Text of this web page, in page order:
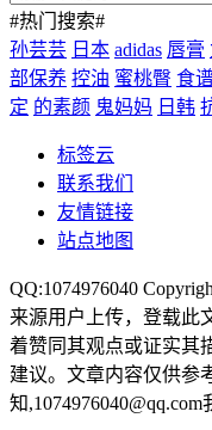
#热门搜索#
孙芸芸 日本 adidas 唇膏
部保养 控油 蜜桃臀 食
定 的素颜 鬼妈妈 日韩
标签云
联系我们
友情链接
站点地图
QQ:1074976040
来源用户上传，登载此
着赞同其观点或证实其
建议。文章内容仅供参
知,1074976040@qq.com